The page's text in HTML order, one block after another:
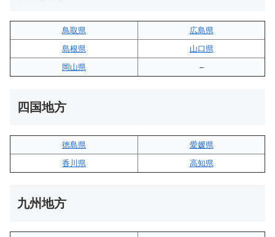
鳥取県
広島県
島根県
山口県
岡山県
–
四国地方
徳島県
愛媛県
香川県
高知県
九州地方